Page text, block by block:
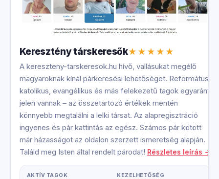
Keresztény társkeresők
A kereszteny-tarskeresok.hu hívő, vallásukat megélő
magyaroknak kínál párkeresési lehetőséget. Református,
katolikus, evangélikus és más felekezetű tagok egyaránt
jelen vannak – az összetartozó értékek mentén
könnyebb megtalálni a lelki társat. Az alapregisztráció
ingyenes és pár kattintás az egész. Számos pár kötött
már házasságot az oldalon szerzett ismeretség alapján.
Találd meg Isten által rendelt párodat! Részletes leírás →
AKTÍV TAGOK KEZELHETŐSÉG